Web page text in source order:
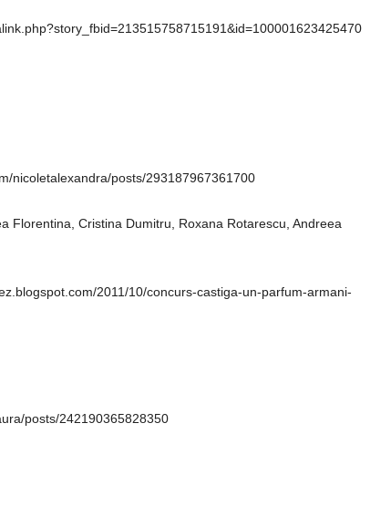
nicoletalexandra/posts/293187967361700
Florentina, Cristina Dumitru, Roxana Rotarescu, Andreea
2011/10/concurs-castiga-un-parfum-armani-
posts/242190365828350